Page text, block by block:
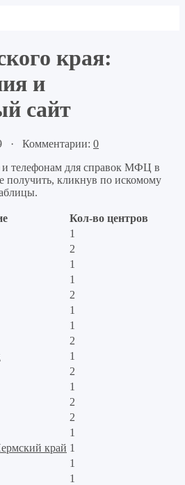
края:
и
сайт
· Комментарии: 0
телефонам для справок МФЦ в
получить, кликнув по искомому
Кол-во центров
1
2
1
1
2
1
1
2
1
2
1
2
2
1
край 1
1
1